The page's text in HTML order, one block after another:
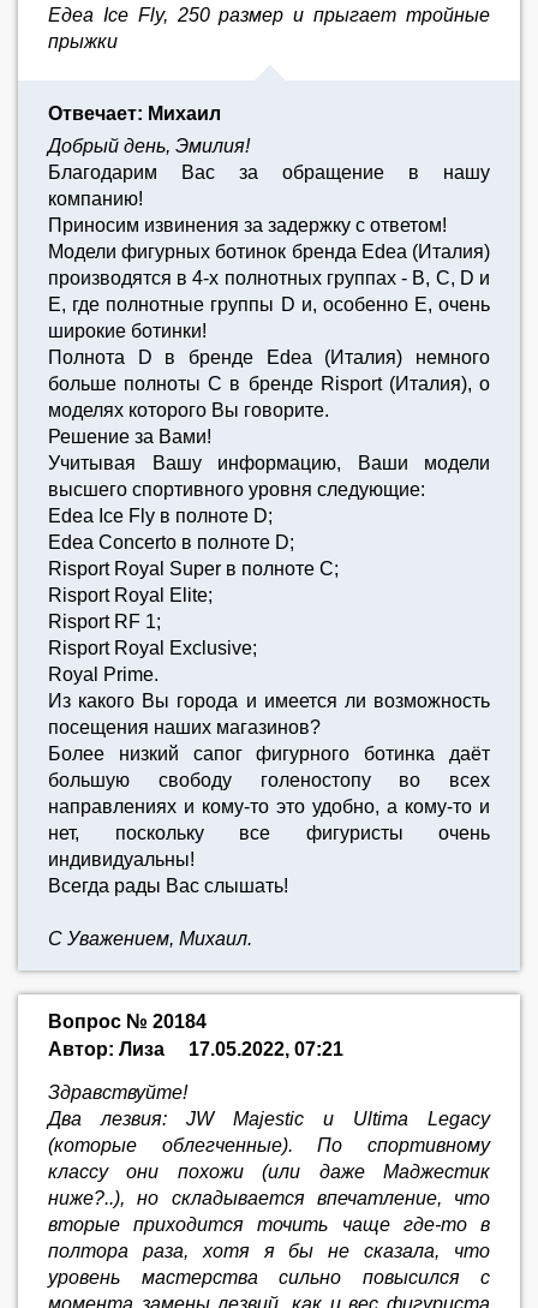
Едеа Ice Fly, 250 размер и прыгает тройные
прыжки
Отвечает: Михаил
Добрый день, Эмилия!
Благодарим Вас за обращение в нашу
компанию!
Приносим извинения за задержку с ответом!
Модели фигурных ботинок бренда Edea (Италия)
производятся в 4-х полнотных группах - B, C, D и
E, где полнотные группы D и, особенно E, очень
широкие ботинки!
Полнота D в бренде Edea (Италия) немного
больше полноты C в бренде Risport (Италия), о
моделях которого Вы говорите.
Решение за Вами!
Учитывая Вашу информацию, Ваши модели
высшего спортивного уровня следующие:
Edea Ice Fly в полноте D;
Edea Concerto в полноте D;
Risport Royal Super в полноте C;
Risport Royal Elite;
Risport RF 1;
Risport Royal Exclusive;
Royal Prime.
Из какого Вы города и имеется ли возможность
посещения наших магазинов?
Более низкий сапог фигурного ботинка даёт
большую свободу голеностопу во всех
направлениях и кому-то это удобно, а кому-то и
нет, поскольку все фигуристы очень
индивидуальны!
Всегда рады Вас слышать!
С Уважением, Михаил.
Вопрос № 20184
Автор: Лиза
17.05.2022, 07:21
Здравствуйте!
Два лезвия: JW Majestic и Ultima Legacy
(которые облегченные). По спортивному
классу они похожи (или даже Маджестик
ниже?..), но складывается впечатление, что
вторые приходится точить чаще где-то в
полтора раза, хотя я бы не сказала, что
уровень мастерства сильно повысился с
момента замены лезвий, как и вес фигуриста